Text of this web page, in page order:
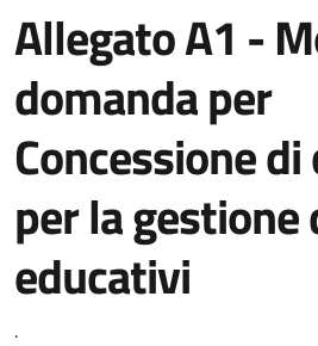
Allegato A1 -
domanda per
Concessione
per la gestione
educativi
.